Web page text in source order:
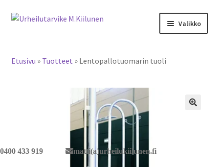
0400 433 919 matti(a)urheilukiilunen.fi
Siirry
Siirry
Valikko
valikko
Etusivu » Tuotteet » Lentopallotuomarin tuoli